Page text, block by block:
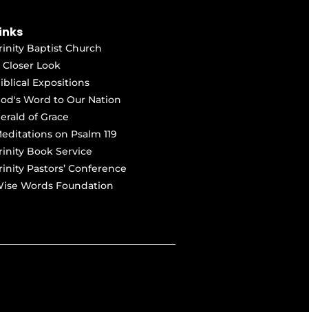
Baptist Church
Closer Look
Expositions
Word to Our Nation
of Grace
on Psalm 119
Book Service
Pastors’ Conference
Words Foundation